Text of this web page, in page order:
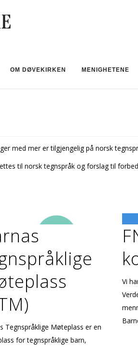
OM DØVEKIRKEN MENIGHETENE
med mer er tilgjengelig på norsk
til norsk tegnspråk og forslag til
Tegnspråklige Møteplass er en
for tegnspråklige barn,
Vi